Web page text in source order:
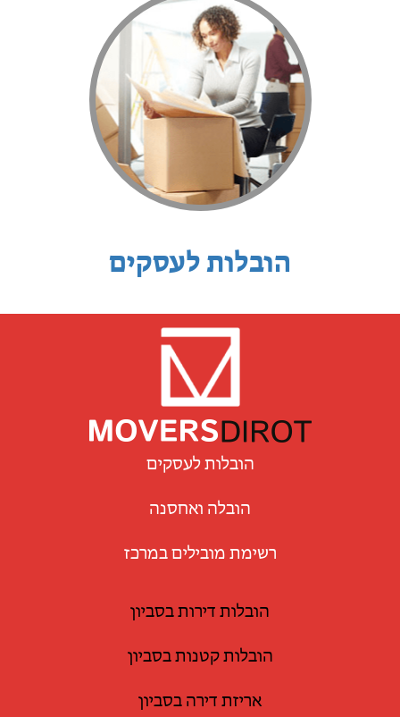
הובלות לעסקים
הובלות לעסקים
הובלה ואחסנה
רשימת מובילים במרכז
הובלות דירות בסביון
הובלות קטנות בסביון
אריזת דירה בסביון